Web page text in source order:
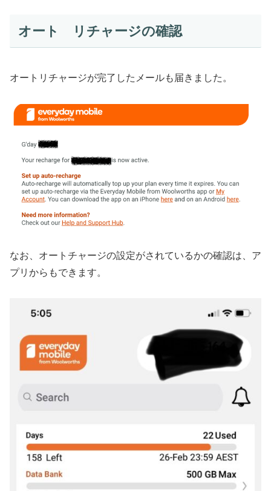
オート リチャージの確認
オートリチャージが完了したメールも届きました。
なお、オートチャージの設定がされているかの確認は、ア
プリからもできます。